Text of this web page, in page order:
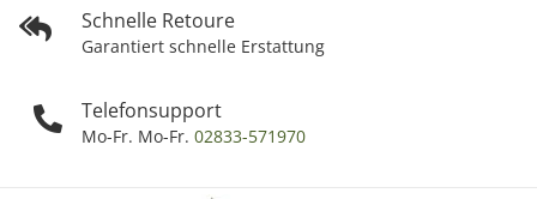
Schnelle Retoure
Garantiert schnelle Erstattung
Telefonsupport
Mo-Fr. Mo-Fr. 02833-571970